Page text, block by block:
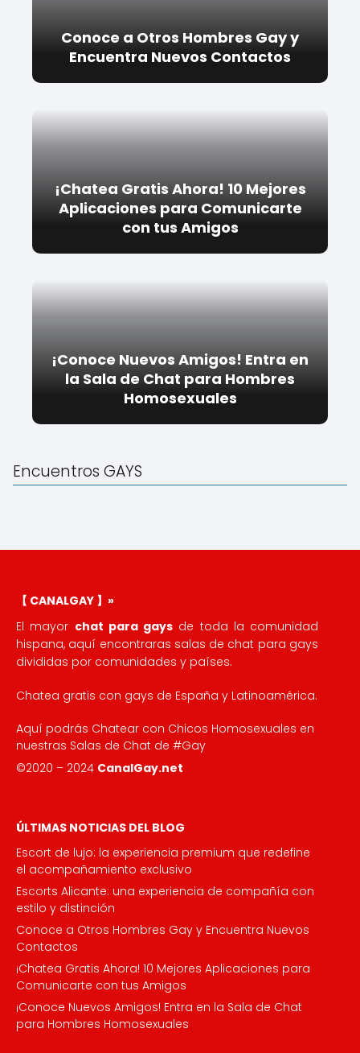
Conoce a Otros Hombres Gay y
Encuentra Nuevos Contactos
¡Chatea Gratis Ahora! 10 Mejores
Aplicaciones para Comunicarte
con tus Amigos
¡Conoce Nuevos Amigos! Entra en
la Sala de Chat para Hombres
Homosexuales
Encuentros GAYS
【 CANALGAY 】»
El mayor chat para gays de toda la comunidad
hispana, aquí encontraras salas de chat para gays
divididas por comunidades y países.
Chatea gratis con gays de España y Latinoamérica.
Aquí podrás Chatear con Chicos Homosexuales en
nuestras Salas de Chat de #Gay
©2020 – 2024 CanalGay.net
ÚLTIMAS NOTICIAS DEL BLOG
Escort de lujo: la experiencia premium que redefine
el acompañamiento exclusivo
Escorts Alicante: una experiencia de compañía con
estilo y distinción
Conoce a Otros Hombres Gay y Encuentra Nuevos
Contactos
¡Chatea Gratis Ahora! 10 Mejores Aplicaciones para
Comunicarte con tus Amigos
¡Conoce Nuevos Amigos! Entra en la Sala de Chat
para Hombres Homosexuales